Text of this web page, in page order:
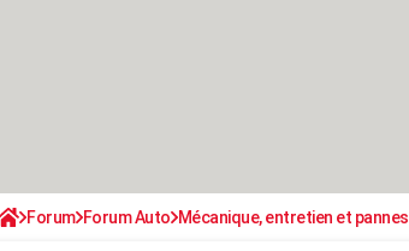
Forum Forum Auto Mécanique, entretien et pannes